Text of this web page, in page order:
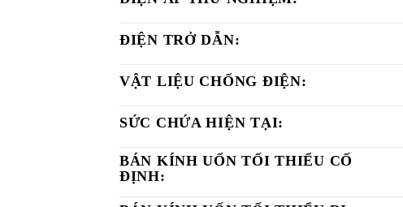
ĐIỆN TRỞ DẪN:
VẬT LIỆU CHỐNG ĐIỆN:
SỨC CHỨA HIỆN TẠI:
BÁN KÍNH UỐN TỐI THIỂU CỐ
ĐỊNH: